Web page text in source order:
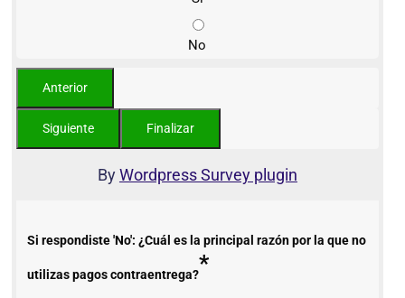
No
ByWordpress Survey plugin
Si respondiste 'No': ¿Cuál es la principal razón por la que no
utilizas pagos contraentrega?*